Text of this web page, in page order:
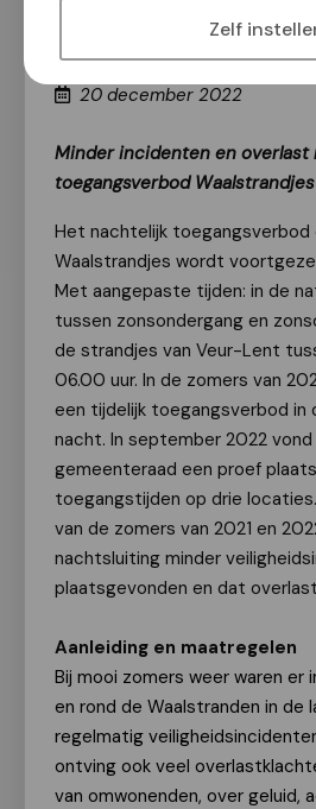
Zelf
Van onze redactie
20 december 2022
Minder incidenten en overlast
toegangsverbod Waalstrandjes
Het nachtelijk toegangsverbod
Waalstrandjes wordt
Met aangepaste tijden: in de
tussen zonsondergang en
de strandjes van Veur-Lent
06.00 uur. In de zomers van
een tijdelijk toegangsverbod in
nacht. In september 2022
gemeenteraad een proef
toegangstijden op drie
van de zomers van 2021 en
nachtsluiting minder
plaatsgevonden en dat
Aanleiding en maatregelen
Bij mooi zomers weer waren er
en rond de Waalstranden in de
regelmatig
ontving ook veel
van omwonenden, over geluid,